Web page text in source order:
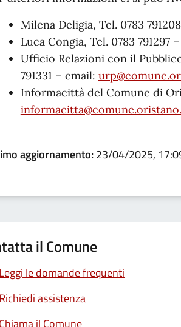
Milena Deligia, Tel. 0783
Luca Congia, Tel. 0783 791297
Ufficio Relazioni con il
791331 – email:
Informacittà del Comune di
aggiornamento:23/04/2025,
il Comune
le domande frequenti
assistenza
il Comune